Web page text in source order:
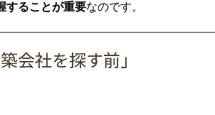
することが重要なのです。
会社を探す前」